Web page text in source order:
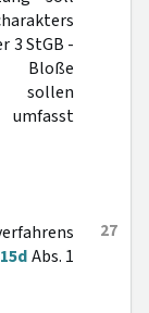
3 StGB -
sollen
27
Abs. 1